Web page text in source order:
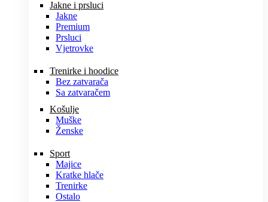
Jakne i prsluci
Jakne
Premium
Prsluci
Vjetrovke
Trenirke i hoodice
Bez zatvarača
Sa zatvaračem
Košulje
Muške
Ženske
Sport
Majice
Kratke hlače
Trenirke
Ostalo